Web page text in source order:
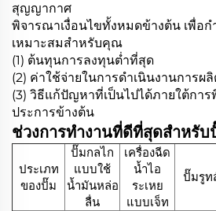
สุญญากาศ
พิจารณาเงื่อนไขทั้งหมดข้างต้น เพื่อ
เหมาะสมสำหรับคุณ
(1) ต้นทุนการลงทุนต่ำที่สุด
(2) ค่าใช้จ่ายในการดำเนินงานการผ
(3) วิธีแก้ปัญหาที่เป็นไปได้ภายใต้กา
ประการข้างต้น
ช่วงการทำงานที่ดีที่สุดสำหรั
ประเภท
ของปั๊ม
ปั๊มกลไก
แบบใช้
น้ำมันหล่อ
ลื่น
เครื่องฉีด
น้ำไอ
ระเหย
แบบเจ็ท
ปั๊มรูท